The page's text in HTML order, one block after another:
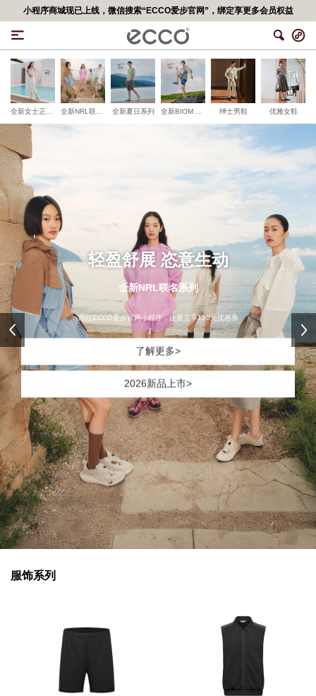
全新夏日系列 绅士男鞋 优雅女鞋
随身心流动
全新轻训系列
前往ECCO爱步官网小程序，挑选你的心动之礼
了解更多>
2026新品上市>
服饰系列
小程序商城现已上线，微信搜索“ECCO爱步官网”，绑定享更多会员权益